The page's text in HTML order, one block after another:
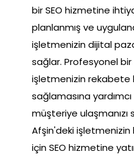
bir SEO hizmetine
planlanmış ve
işletmenizin dijital
sağlar. Profesyonel bir
işletmenizin rekabete
sağlamasına
müşteriye
Afşin'deki işletmenizin
için SEO hizmetine